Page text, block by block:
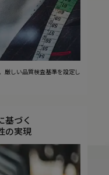
厳しい品質検査基準を設定し
基づく
の実現